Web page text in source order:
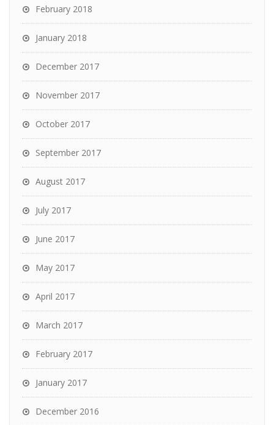
February 2018
January 2018
December 2017
November 2017
October 2017
September 2017
August 2017
July 2017
June 2017
May 2017
April 2017
March 2017
February 2017
January 2017
December 2016